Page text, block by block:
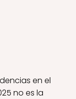
en el
no es la